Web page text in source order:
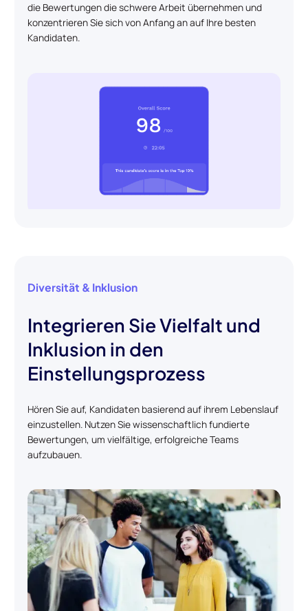
die Bewertungen die schwere Arbeit übernehmen und
konzentrieren Sie sich von Anfang an auf Ihre besten
Kandidaten.
Diversität & Inklusion
Integrieren Sie Vielfalt und
Inklusion in den
Einstellungsprozess
Hören Sie auf, Kandidaten basierend auf ihrem Lebenslauf
einzustellen. Nutzen Sie wissenschaftlich fundierte
Bewertungen, um vielfältige, erfolgreiche Teams
aufzubauen.